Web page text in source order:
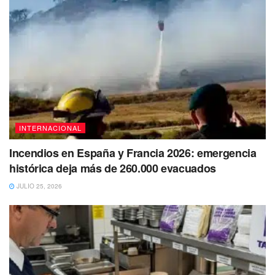
INTERNACIONAL
Incendios en España y Francia 2026: emergencia
histórica deja más de 260.000 evacuados
JULIO 25, 2026